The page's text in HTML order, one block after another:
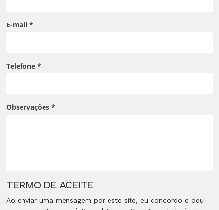
E-mail *
Telefone *
Observações *
TERMO DE ACEITE
Ao enviar uma mensagem por este site, eu concordo e dou